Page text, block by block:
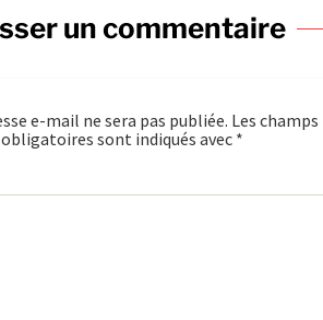
un commentaire
e-mail ne sera pas publiée. Les champs
obligatoires sont indiqués avec *